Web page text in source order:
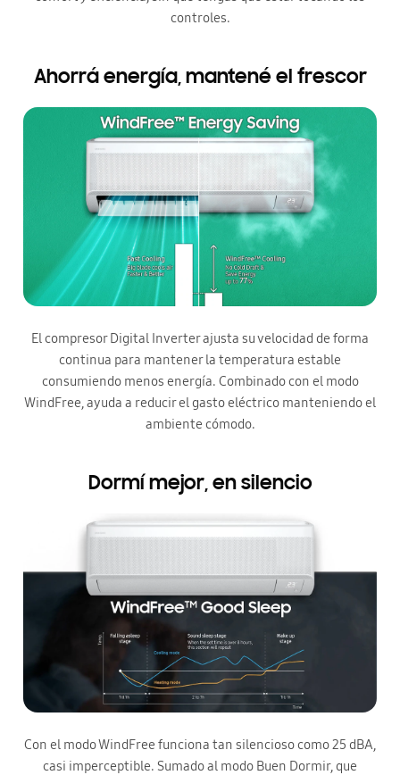
controles.
Ahorrá energía, mantené el frescor
El compresor Digital Inverter ajusta su velocidad de forma
continua para mantener la temperatura estable
consumiendo menos energía. Combinado con el modo
WindFree, ayuda a reducir el gasto eléctrico manteniendo el
ambiente cómodo.
Dormí mejor, en silencio
Con el modo WindFree funciona tan silencioso como 25 dBA,
casi imperceptible. Sumado al modo Buen Dormir, que